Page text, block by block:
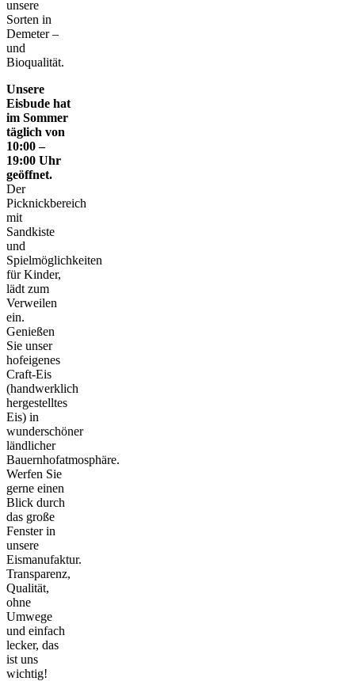
unsere
Sorten in
Demeter –
und
Bioqualität.
Unsere
Eisbude hat
im Sommer
täglich von
10:00 –
19:00 Uhr
geöffnet.
Der
Picknickbereich
mit
Sandkiste
und
Spielmöglichkeiten
für Kinder,
lädt zum
Verweilen
ein.
Genießen
Sie unser
hofeigenes
Craft-Eis
(handwerklich
hergestelltes
Eis) in
wunderschöner
ländlicher
Bauernhofatmosphäre.
Werfen Sie
gerne einen
Blick durch
das große
Fenster in
unsere
Eismanufaktur.
Transparenz,
Qualität,
ohne
Umwege
und einfach
lecker, das
ist uns
wichtig!